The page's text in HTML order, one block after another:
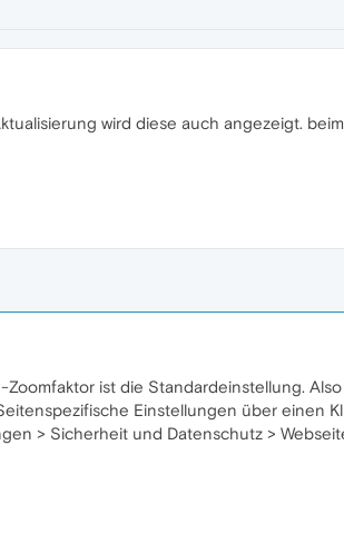
wird diese auch angezeigt.
ist die Standardeinstellung.
Einstellungen über einen
> Sicherheit und Datenschutz >